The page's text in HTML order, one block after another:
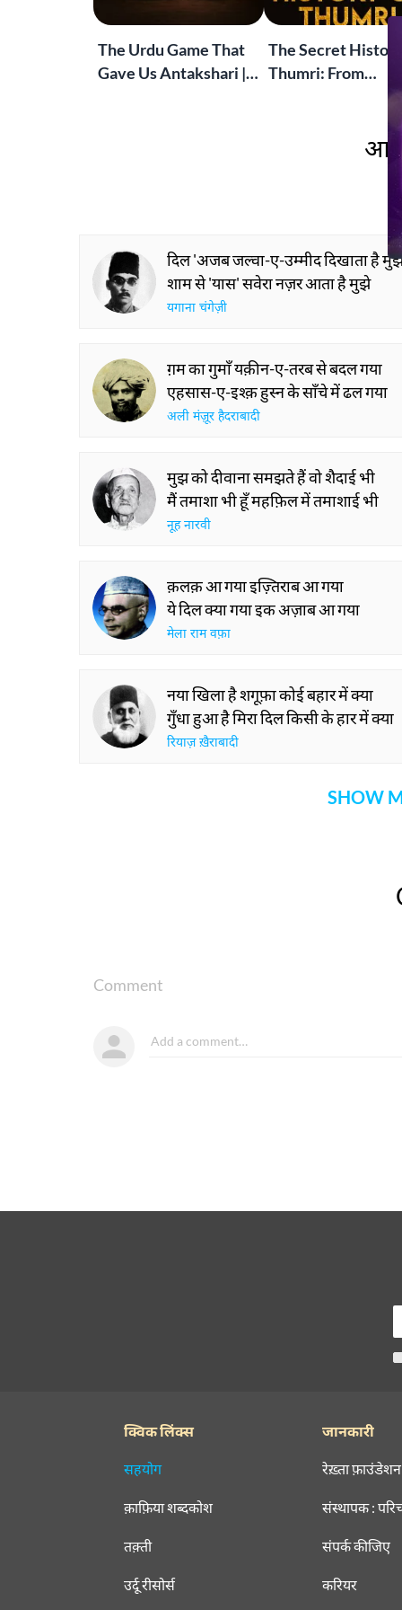
The Urdu Game That
Gave Us Antakshari |
The Secret
Thumri: From
Lucknow’s Courts
आप
दिल 'अजब जल्वा-ए-उम्मीद दिखाता है
शाम से 'यास' सवेरा नज़र आता है मुझे
यगाना चंगेज़ी
ग़म का गुमाँ यक़ीन-ए-तरब से बदल गया
एहसास-ए-इश्क़ हुस्न के साँचे में ढल गया
अली मंज़ूर हैदराबादी
मुझ को दीवाना समझते हैं वो शैदाई भी
मैं तमाशा भी हूँ महफ़िल में तमाशाई भी
नूह नारवी
क़लक़ आ गया इज़्तिराब आ गया
ये दिल क्या गया इक अज़ाब आ गया
मेला राम वफ़ा
नया खिला है शगूफ़ा कोई बहार में क्या
गुँधा हुआ है मिरा दिल किसी के हार में क्या
रियाज़ ख़ैराबादी
SHOW
Comment
क्विक लिंक्स
सहयोग
क़ाफ़िया शब्दकोश
तक़्ती
उर्दू रीसोर्स
जानकारी
रेख़्ता फ़ाउंडेशन
संस्थापक :
संपर्क कीजिए
करियर